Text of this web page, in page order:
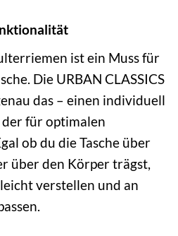
ist ein Muss für
Die URBAN CLASSICS
das – einen individuell
der für optimalen
ob du die Tasche über
über den Körper trägst,
verstellen und an